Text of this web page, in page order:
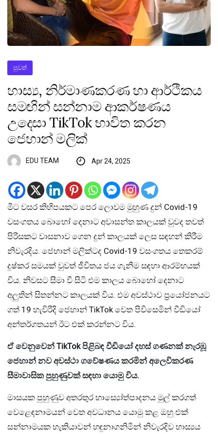
පුවත්
හාස්‍ය, නිර්මාණකරණ හා ආර්ථිකය
සමඟින් සන්නාම ආකර්ෂණය
උදෙසා TikTok භාවිත කරන
ජෙහාන් මලික්
EDU TEAM Apr 24, 2025
මීට වසර කිහිපයකට පෙර ලොවම මුහුණ දුන් Covid-19
වසංගතය බොහෝ දෙනාට අවාසන්ත කාලයක් වුවද තවත්
පිරිසකට වාසනාව ගෙන දුන් කාලයක් ලෙස සඳහන් කිරීම
නිවැරදිය. ජෙහාන් මලික්ටද Covid-19 වසංගතය තෙකරම්
දුෂ්කර සමයක් වුවත් ජීවිතය ජය ගැනීම සඳහා ආරම්භයක්
විය. නිවසට සීමා වී සිටි එම කාලය බොහෝ දෙනාට
අලුතින් සිතන්නට කාලයක් විය. එම අවස්ථාව ප්‍රයෝජනයට
ගත් 19 හැවිරිදි ජෙහාන් TikTok වෙත පිවිසෙමින් වීඩියෝ
අන්තර්ගතයන් ඊට එක් කරන්නට විය.
ඒ වෙනුවෙන් TikTok පිළිබඳ වීඩියෝ දහස් ගණනක් නැරඹූ
ජෙහාන් නව අවස්ථා ගවේෂණය කරමින් අලෙවිකරණ
සීමාවාසික පුහුණුවක් සඳහා යොමු විය.
මාසයක පුහුණුව අතරතුර හාස්‍යෝත්පාදනය මුල් කරගත්
වෙළෙඳනාමයන් වෙත අවධානය යොමු කළ ඔහු එක්
සන්නාමයක හැකියාවන් හඳුනාගනිමින් නිවැරදිව හාස්‍යය